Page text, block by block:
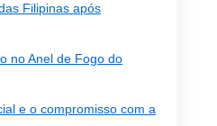
Filipinas após
no Anel de Fogo do
e o compromisso com a